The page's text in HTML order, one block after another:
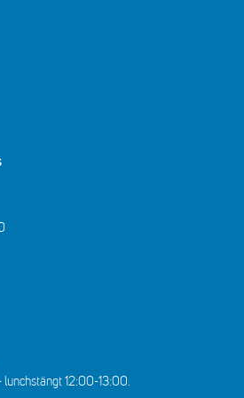
12:00-13:00​.